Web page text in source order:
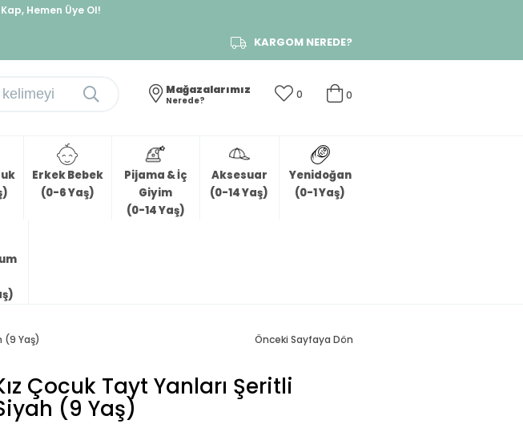
Hemen Üye Ol!
KARGOM NEREDE?
0
0
Mağazalarımız
Nerede?
Erkek Bebek
(0-6 Yaş)
Pijama & İç
Giyim
(0-14 Yaş)
Aksesuar
(0-14 Yaş)
Yenidoğan
(0-1 Yaş)
(9 Yaş) Önceki Sayfaya Dön
Çocuk Tayt Yanları Şeritli
(9 Yaş)